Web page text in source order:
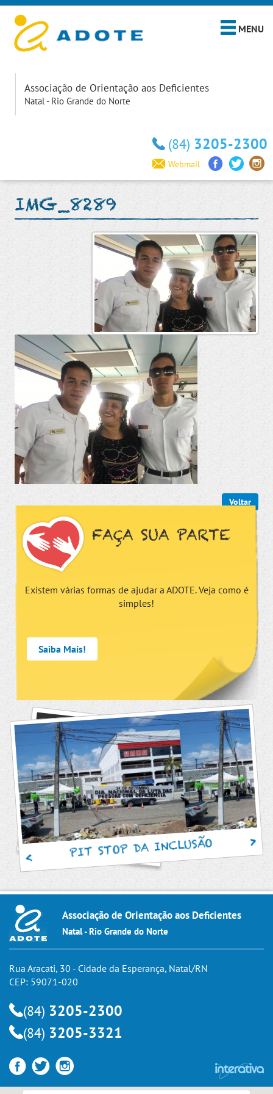
MENU
Associação de Orientação aos Deficientes
Natal - Rio Grande do Norte
(84) 3205-2300
Webmail
IMG_8289
Voltar
FAÇA SUA PARTE
Existem várias formas de ajudar a ADOTE. Veja como é
simples!
Saiba Mais!
PIT STOP DA INCLUSÃO
Associação de Orientação aos Deficientes
Natal - Rio Grande do Norte
Rua Aracati, 30 - Cidade da Esperança, Natal/RN
CEP: 59071-020
(84) 3205-2300
(84) 3205-3321